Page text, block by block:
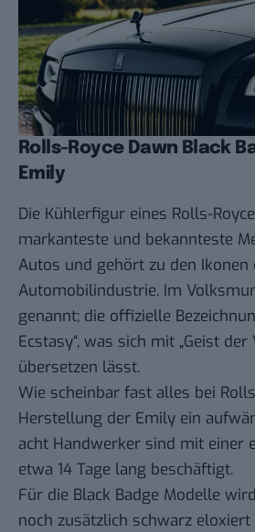
Rolls-Royce Dawn Black
Emily
Die Kühlerfigur eines Rolls-
markanteste und bekannteste
Autos und gehört zu den Ikonen
Automobilindustrie. Im
genannt; die offizielle
Ecstasy“, was sich mit „Geist der
übersetzen lässt.
Wie scheinbar fast alles bei
Herstellung der Emily ein
acht Handwerker sind mit einer
etwa 14 Tage lang beschäftigt.
Für die Black Badge Modelle
noch zusätzlich schwarz